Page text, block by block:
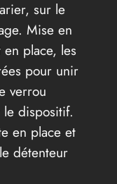
sur le
Mise en
place, les
pour unir
verrou
dispositif.
en place et
détenteur